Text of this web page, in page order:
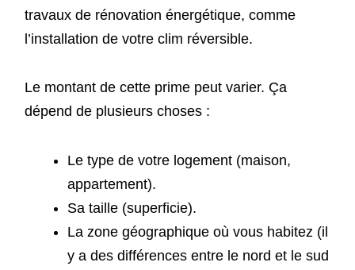
travaux de rénovation énergétique, comme
l’installation de votre clim réversible.
Le montant de cette prime peut varier. Ça
dépend de plusieurs choses :
Le type de votre logement (maison,
appartement).
Sa taille (superficie).
La zone géographique où vous habitez (il
y a des différences entre le nord et le sud